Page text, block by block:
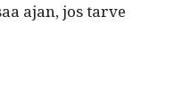
ajan, jos tarve